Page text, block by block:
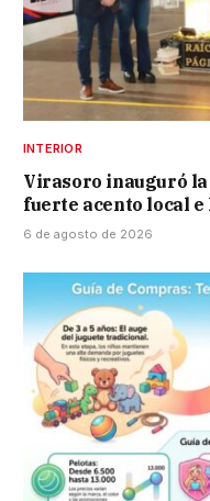
INTERIOR
Virasoro inauguró la
fuerte acento local
6 de agosto de 2026